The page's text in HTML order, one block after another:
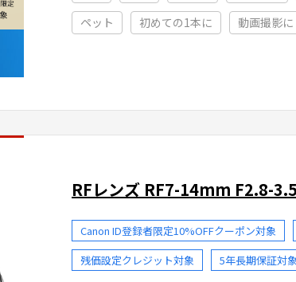
ペット
初めての1本に 動画撮影に
RFレンズ RF7-14mm F2.8-
Canon ID登録者限定10%OFFクーポン対象
残価設定クレジット対象
5年長期保証対